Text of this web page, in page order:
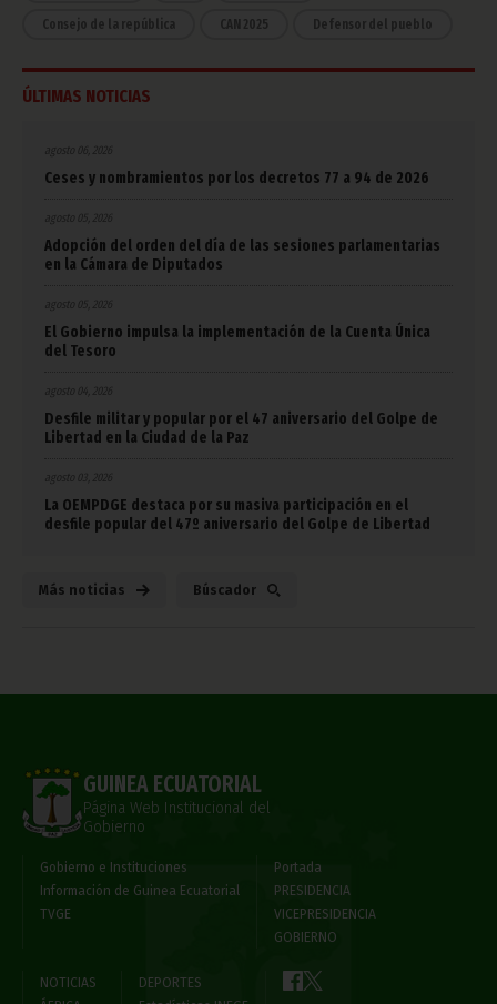
Consejo de la república CAN 2025 Defensor del pueblo
ÚLTIMAS NOTICIAS
agosto 06, 2026
Ceses y nombramientos por los decretos 77 a 94 de 2026
Adopción del orden del día de las sesiones parlamentarias
en la Cámara de Diputados
El Gobierno impulsa la implementación de la Cuenta Única
del Tesoro
agosto 04, 2026
Desfile militar y popular por el 47 aniversario del Golpe de
Libertad en la Ciudad de la Paz
La OEMPDGE destaca por su masiva participación en el
desfile popular del 47º aniversario del Golpe de Libertad
Más noticias Búscador
GUINEA ECUATORIAL
Página Web Institucional del
Gobierno
Gobierno e Instituciones
Información de Guinea Ecuatorial
TVGE
Portada
PRESIDENCIA
VICEPRESIDENCIA
GOBIERNO
NOTICIAS
DEPORTES